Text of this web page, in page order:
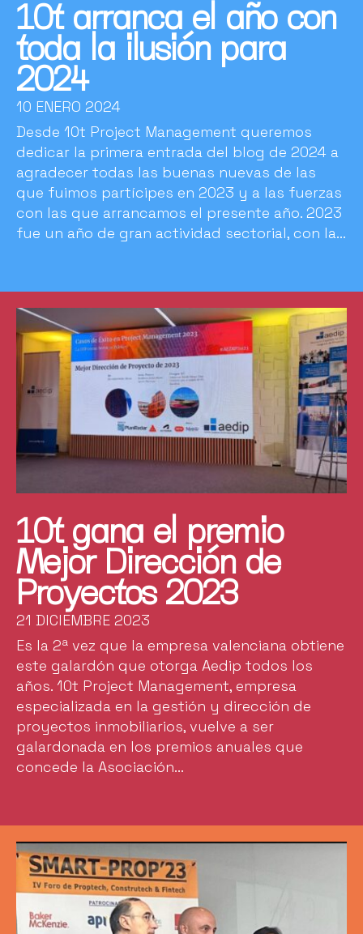
10t arranca el año con
toda la ilusión para
2024
10 ENERO 2024
Desde 10t Project Management queremos
dedicar la primera entrada del blog de 2024 a
agradecer todas las buenas nuevas de las
que fuimos partícipes en 2023 y a las fuerzas
con las que arrancamos el presente año. 2023
fue un año de gran actividad sectorial, con la...
10t gana el premio
Mejor Dirección de
Proyectos 2023
21 DICIEMBRE 2023
Es la 2ª vez que la empresa valenciana obtiene
este galardón que otorga Aedip todos los
años. 10t Project Management, empresa
especializada en la gestión y dirección de
proyectos inmobiliarios, vuelve a ser
galardonada en los premios anuales que
concede la Asociación...